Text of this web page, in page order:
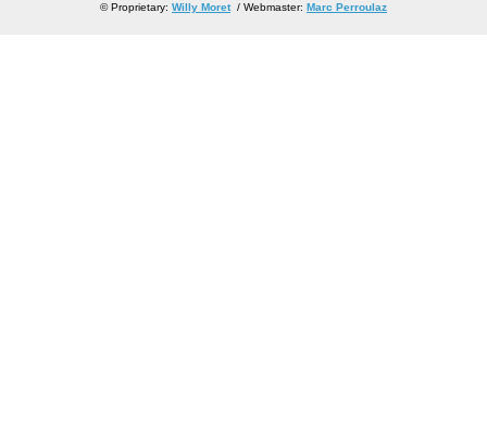
© Proprietary: Willy Moret/ Webmaster: Marc Perroulaz